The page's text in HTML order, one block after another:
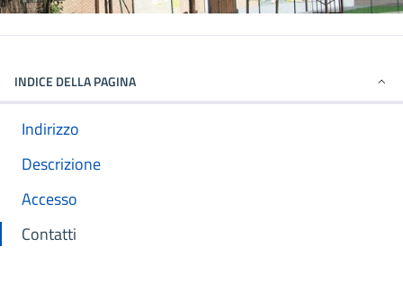
INDICE DELLA PAGINA
Indirizzo
Descrizione
Accesso
Contatti